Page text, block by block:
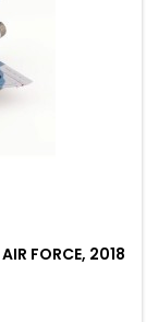
FORCE, 2018